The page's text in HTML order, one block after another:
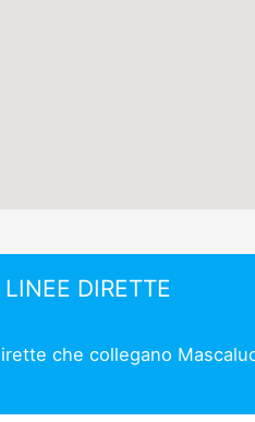
LINEE DIRETTE
che collegano